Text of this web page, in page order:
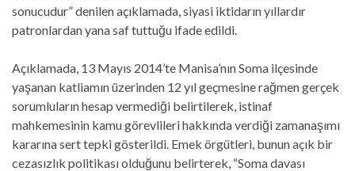
sonucudur” denilen açıklamada, siyasi iktidarın yıllardır
patronlardan yana saf tuttuğu ifade edildi.
Açıklamada, 13 Mayıs 2014’te Manisa’nın Soma ilçesinde
yaşanan katliamın üzerinden 12 yıl geçmesine rağmen gerçek
sorumluların hesap vermediği belirtilerek, istinaf
mahkemesinin kamu görevlileri hakkında verdiği zamanaşımı
kararına sert tepki gösterildi. Emek örgütleri, bunun açık bir
cezasızlık politikası olduğunu belirterek, “Soma davası